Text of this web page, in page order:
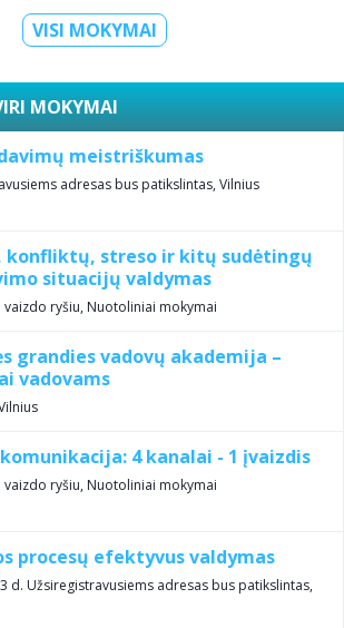
VISI MOKYMAI
MOKYMAI
meistriškumas
adresas bus patikslintas, Vilnius
konfliktų, streso ir kitų sudėtingų
situacijų valdymas
vaizdo ryšiu, Nuotoliniai mokymai
grandies vadovų akademija –
vadovams
4 kanalai - 1 įvaizdis
vaizdo ryšiu, Nuotoliniai mokymai
procesų efektyvus valdymas
d. Užsiregistravusiems adresas bus patikslintas,